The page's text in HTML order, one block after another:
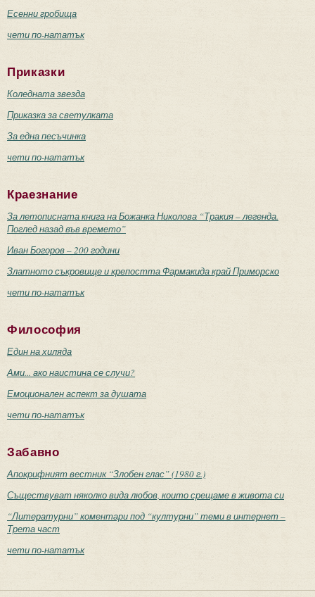
Есенни гробища
чети по-нататък
Приказки
Коледната звезда
Приказка за светулката
За една песъчинка
чети по-нататък
Краезнание
За летописната книга на Божанка Николова “Тракия – легенда.
Поглед назад във времето”
Иван Богоров – 200 години
Златното съкровище и крепостта Фармакида край Приморско
чети по-нататък
Философия
Един на хиляда
Ами... ако наистина се случи?
Емоционален аспект за душата
чети по-нататък
Забавно
Апокрифният вестник “Злобен глас” (1980 г.)
Съществуват няколко вида любов, които срещаме в живота си
“Литературни” коментари под “културни” теми в интернет –
Трета част
чети по-нататък